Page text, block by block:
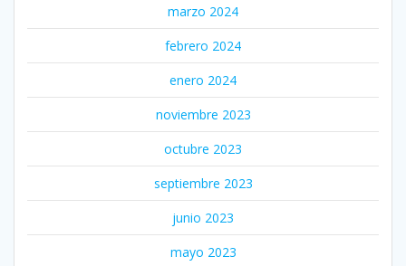
marzo 2024
febrero 2024
enero 2024
noviembre 2023
octubre 2023
septiembre 2023
junio 2023
mayo 2023